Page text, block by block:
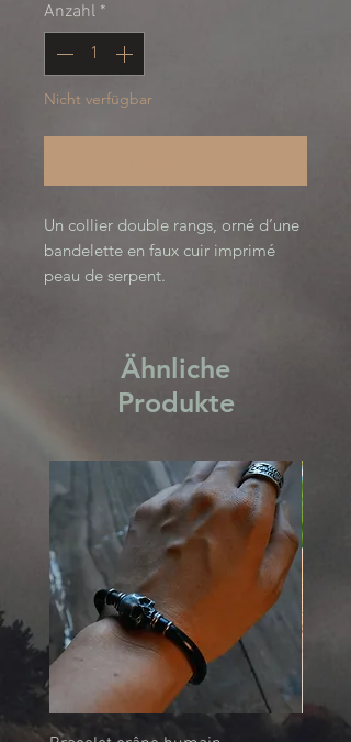
Anzahl *
Nicht verfügbar
Un collier double rangs, orné d’une
bandelette en faux cuir imprimé
peau de serpent.
SNAKE S31125S COLLECTION
Ähnliche
Produkte